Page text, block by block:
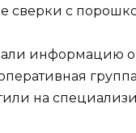
сверки с
информацию
на